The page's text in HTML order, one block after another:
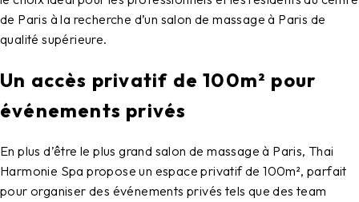
de Paris à la recherche d’un salon de massage à Paris de
qualité supérieure.
Un accès privatif de 100m² pour
événements privés
En plus d’être le plus grand salon de massage à Paris, Thai
Harmonie Spa propose un espace privatif de 100m², parfait
pour organiser des événements privés tels que des team